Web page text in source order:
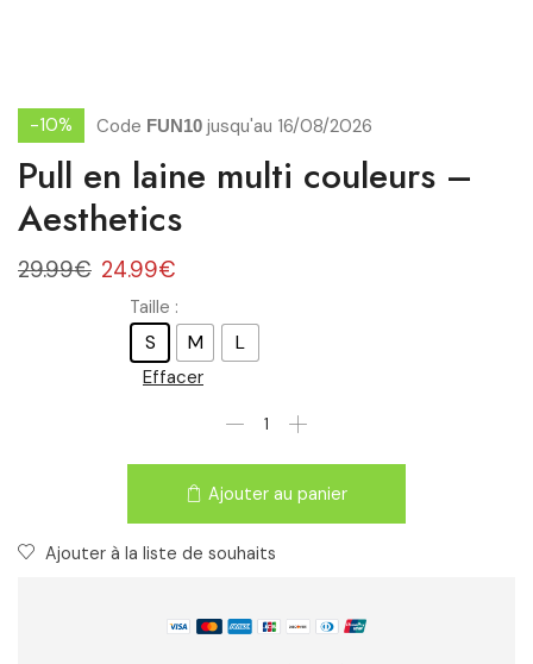
-10% Code FUN10 jusqu'au 16/08/2026
Pull en laine multi couleurs –
Aesthetics
29.99€ 24.99€
Taille :
S M L
Effacer
Ajouter au panier
Ajouter à la liste de souhaits